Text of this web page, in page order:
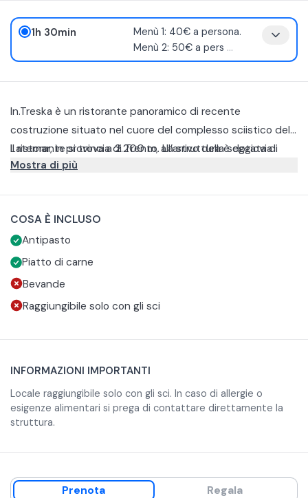
1h 30min
Menù 1: 40€ a persona.
Menù 2: 50€ a pers ...
In.Treska è un ristorante panoramico di recente
costruzione situato nel cuore del complesso sciistico del
Latemar, in provincia di Trento. La struttura è dotata di
una terrazza panoramica e di una parete vetrata da cui è
Il ristorante si trova a 2.200 m, all’arrivo della seggiovia
Tresca a Pampeago. Situato nei pressi delle piste da sci, la
territorio, che potrete assaggiare in diversi modi,
scegliendo uno dei due menù proposti.
Menù 1:
Antipasto condiviso con salumi e formaggi.
Ghisa mista: 3 tagli di carni miste in base alle disponibilità.
Menù 2:
Antipasto condiviso con salumi e formaggi.
Fiorentina del trentino.
Mostra di più
COSA È INCLUSO
Antipasto
Piatto di carne
Bevande
Raggiungibile solo con gli sci
INFORMAZIONI IMPORTANTI
Locale raggiungibile solo con gli sci. In caso di allergie o
esigenze alimentari si prega di contattare direttamente la
struttura.
Prenota Regala